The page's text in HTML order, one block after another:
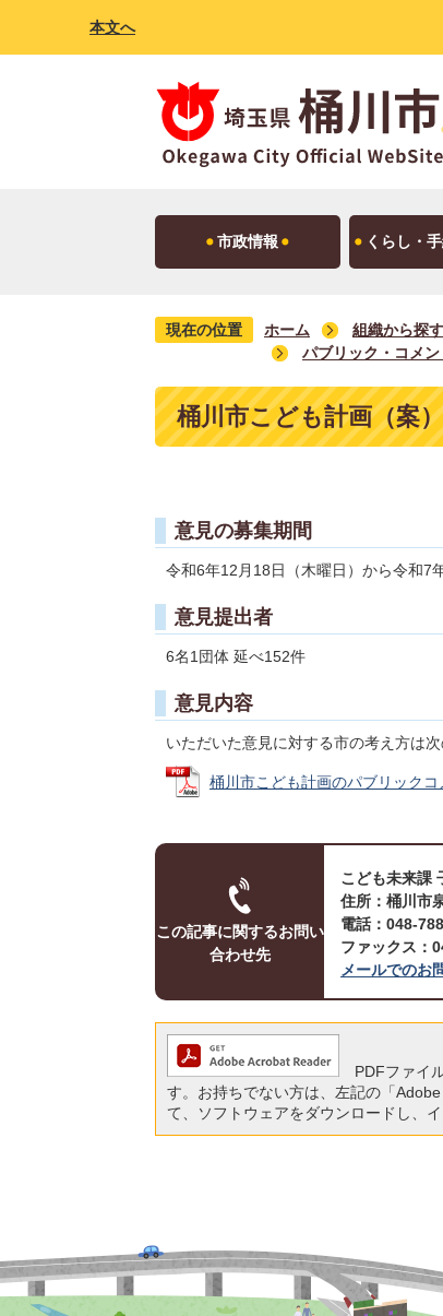
本文へ
市政情報 くらし・
現在の位置 ホーム 組織から探す
パブリック・コメン
桶川市こども計画（案
意見の募集期間
令和6年12月18日（木曜日）から令和7
意見提出者
6名1団体 延べ152件
意見内容
いただいた意見に対する市の考え方は次
桶川市こども計画のパブリック
この記事に関するお問い
合わせ先
こども未来課
住所：桶川市
電話：048-
ファックス：
メールでのお
PDFファイ
す。お持ちでない方は、左記の「
て、ソフトウェアをダウンロードし、